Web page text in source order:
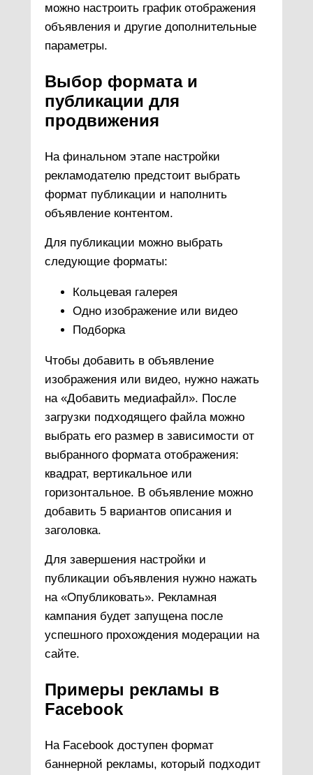
можно настроить график отображения
объявления и другие дополнительные
параметры.
Выбор формата и
публикации для
продвижения
На финальном этапе настройки
рекламодателю предстоит выбрать
формат публикации и наполнить
объявление контентом.
Для публикации можно выбрать
следующие форматы:
Кольцевая галерея
Одно изображение или видео
Подборка
Чтобы добавить в объявление
изображения или видео, нужно нажать
на «Добавить медиафайл». После
загрузки подходящего файла можно
выбрать его размер в зависимости от
выбранного формата отображения:
квадрат, вертикальное или
горизонтальное. В объявление можно
добавить 5 вариантов описания и
заголовка.
Для завершения настройки и
публикации объявления нужно нажать
на «Опубликовать». Рекламная
кампания будет запущена после
успешного прохождения модерации на
сайте.
Примеры рекламы в
Facebook
На Facebook доступен формат
баннерной рекламы, который подходит